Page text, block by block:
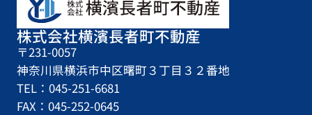
株式会社横濱長者町不動産
〒231-0057
神奈川県横浜市中区曙町３丁目３２番地
TEL：045-251-6681
FAX：045-252-0645